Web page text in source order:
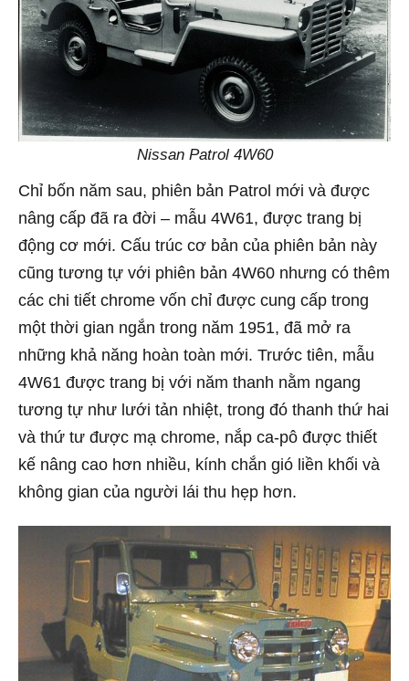
Nissan Patrol 4W60
Chỉ bốn năm sau, phiên bản Patrol mới và được
nâng cấp đã ra đời – mẫu 4W61, được trang bị
động cơ mới. Cấu trúc cơ bản của phiên bản này
cũng tương tự với phiên bản 4W60 nhưng có thêm
các chi tiết chrome vốn chỉ được cung cấp trong
một thời gian ngắn trong năm 1951, đã mở ra
những khả năng hoàn toàn mới. Trước tiên, mẫu
4W61 được trang bị với năm thanh nằm ngang
tương tự như lưới tản nhiệt, trong đó thanh thứ hai
và thứ tư được mạ chrome, nắp ca-pô được thiết
kế nâng cao hơn nhiều, kính chắn gió liền khối và
không gian của người lái thu hẹp hơn.